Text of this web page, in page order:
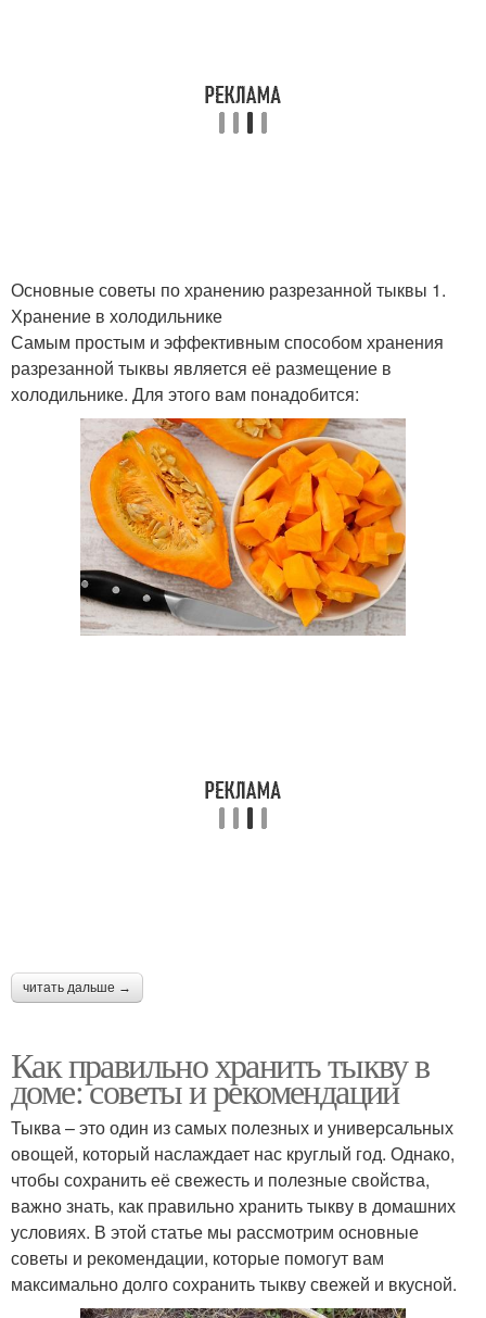
Тыквы к хранению
Тыквы для
длительного хранения
Тыквы на срок Место для хранения
Тыквы в доме Хранения в погребе
Основные советы по хранению разрезанной тыквы 1.
Хранение в холодильнике
Самым простым и эффективным способом хранения
разрезанной тыквы является её размещение в
холодильнике. Для этого вам понадобится:
читать дальше →
Как правильно хранить тыкву в
доме: советы и рекомендации
Тыква – это один из самых полезных и универсальных
овощей, который наслаждает нас круглый год. Однако,
чтобы сохранить её свежесть и полезные свойства,
важно знать, как правильно хранить тыкву в домашних
условиях. В этой статье мы рассмотрим основные
советы и рекомендации, которые помогут вам
максимально долго сохранить тыкву свежей и вкусной.